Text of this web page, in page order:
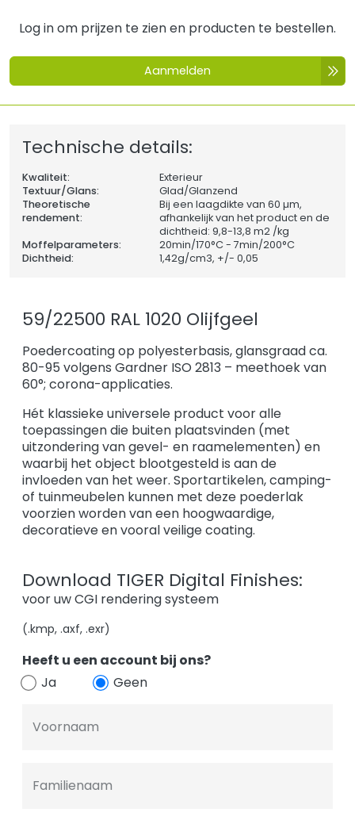
Log in om prijzen te zien en producten te bestellen.
Aanmelden
Technische details:
Kwaliteit:
Exterieur
Textuur/Glans:
Glad/Glanzend
Theoretische
rendement:
Bij een laagdikte van 60 µm,
afhankelijk van het product en de
dichtheid: 9,8-13,8 m2 /kg
Moffelparameters:
20min/170°C - 7min/200°C
Dichtheid:
1,42g/cm3, +/- 0,05
59/22500 RAL 1020 Olijfgeel
Poedercoating op polyesterbasis, glansgraad ca.
80-95 volgens Gardner ISO 2813 – meethoek van
60°; corona-applicaties.
Hét klassieke universele product voor alle
toepassingen die buiten plaatsvinden (met
uitzondering van gevel- en raamelementen) en
waarbij het object blootgesteld is aan de
invloeden van het weer. Sportartikelen, camping-
of tuinmeubelen kunnen met deze poederlak
voorzien worden van een hoogwaardige,
decoratieve en vooral veilige coating.
Download TIGER Digital Finishes:
voor uw CGI rendering systeem
(.kmp, .axf, .exr)
Heeft u een account bij ons?
Ja
Geen
Voornaam
Familienaam